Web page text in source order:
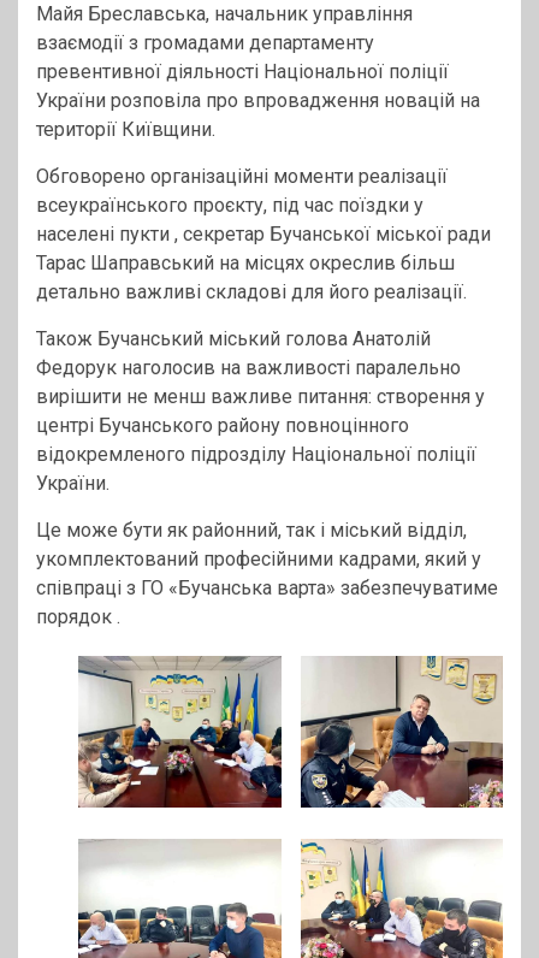
Майя Бреславська, начальник управління
взаємодії з громадами департаменту
превентивної діяльності Національної поліції
України розповіла про впровадження новацій на
території Київщини.
Обговорено організаційні моменти реалізації
всеукраїнського проєкту, під час поїздки у
населені пукти , секретар Бучанської міської ради
Тарас Шаправський на місцях окреслив більш
детально важливі складові для його реалізації.
Також Бучанський міський голова Анатолій
Федорук наголосив на важливості паралельно
вирішити не менш важливе питання: створення у
центрі Бучанського району повноцінного
відокремленого підрозділу Національної поліції
України.
Це може бути як районний, так і міський відділ,
укомплектований професійними кадрами, який у
співпраці з ГО «Бучанська варта» забезпечуватиме
порядок .